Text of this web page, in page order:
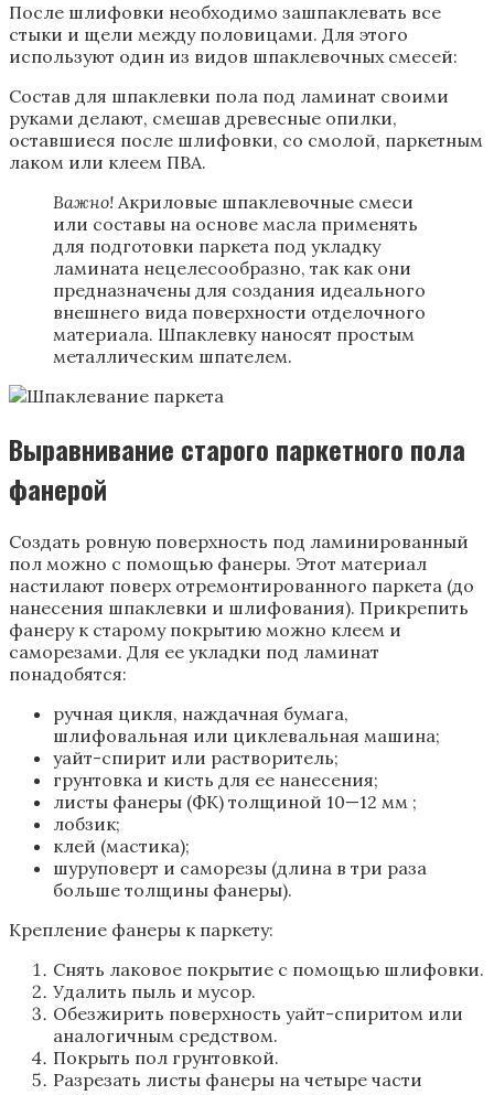
После шлифовки необходимо зашпаклевать все
стыки и щели между половицами. Для этого
используют один из видов шпаклевочных смесей:
Состав для шпаклевки пола под ламинат своими
руками делают, смешав древесные опилки,
оставшиеся после шлифовки, со смолой, паркетным
лаком или клеем ПВА.
Важно! Акриловые шпаклевочные смеси
или составы на основе масла применять
для подготовки паркета под укладку
ламината нецелесообразно, так как они
предназначены для создания идеального
внешнего вида поверхности отделочного
материала. Шпаклевку наносят простым
металлическим шпателем.
Выравнивание старого паркетного пола
фанерой
Создать ровную поверхность под ламинированный
пол можно с помощью фанеры. Этот материал
настилают поверх отремонтированного паркета (до
нанесения шпаклевки и шлифования). Прикрепить
фанеру к старому покрытию можно клеем и
саморезами. Для ее укладки под ламинат
понадобятся:
ручная цикля, наждачная бумага,
шлифовальная или циклевальная машина;
уайт-спирит или растворитель;
грунтовка и кисть для ее нанесения;
листы фанеры (ФК) толщиной 10—12 мм ;
лобзик;
клей (мастика);
шуруповерт и саморезы (длина в три раза
больше толщины фанеры).
Крепление фанеры к паркету:
Снять лаковое покрытие с помощью шлифовки.
Удалить пыль и мусор.
Обезжирить поверхность уайт-спиритом или
аналогичным средством.
Покрыть пол грунтовкой.
Разрезать листы фанеры на четыре части